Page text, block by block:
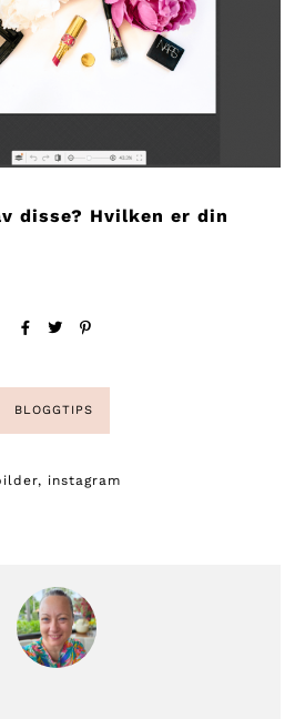
disse? Hvilken er din
BLOGGTIPS
, instagram